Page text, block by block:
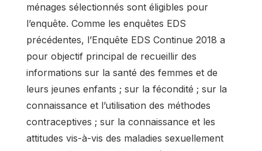
ménages sélectionnés sont éligibles pour
l’enquête. Comme les enquêtes EDS
précédentes, l’Enquête EDS Continue 2018 a
pour objectif principal de recueillir des
informations sur la santé des femmes et de
leurs jeunes enfants ; sur la fécondité ; sur la
connaissance et l’utilisation des méthodes
contraceptives ; sur la connaissance et les
attitudes vis-à-vis des maladies sexuellement